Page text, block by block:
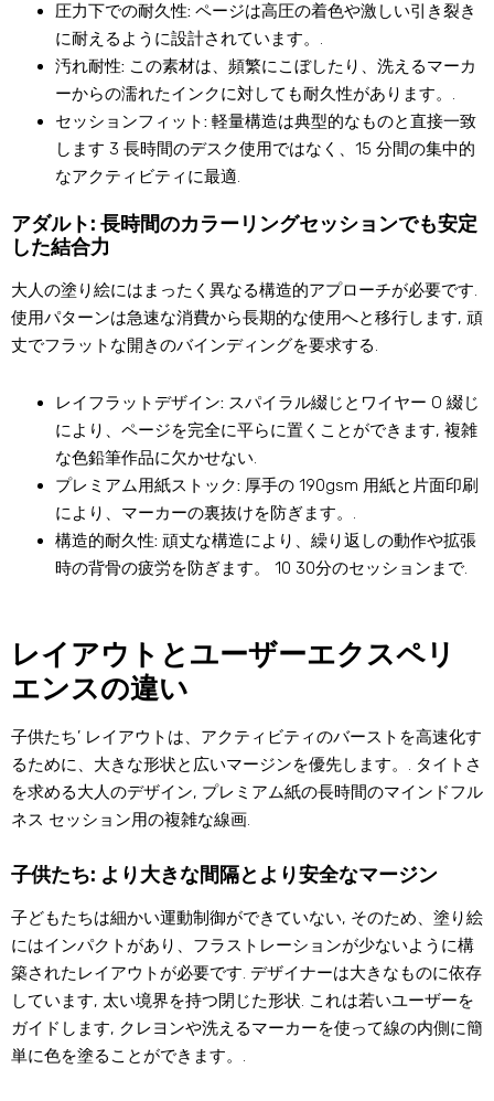
圧力下での耐久性: ページは高圧の着色や激しい引き裂き
に耐えるように設計されています。.
汚れ耐性: この素材は、頻繁にこぼしたり、洗えるマーカ
ーからの濡れたインクに対しても耐久性があります。.
セッションフィット: 軽量構造は典型的なものと直接一致
します 3 長時間のデスク使用ではなく、15 分間の集中的
なアクティビティに最適.
アダルト: 長時間のカラーリングセッションでも安定
した結合力
大人の塗り絵にはまったく異なる構造的アプローチが必要です.
使用パターンは急速な消費から長期的な使用へと移行します, 頑
丈でフラットな開きのバインディングを要求する.
レイフラットデザイン: スパイラル綴じとワイヤー O 綴じ
により、ページを完全に平らに置くことができます, 複雑
な色鉛筆作品に欠かせない.
プレミアム用紙ストック: 厚手の 190gsm 用紙と片面印刷
により、マーカーの裏抜けを防ぎます。.
構造的耐久性: 頑丈な構造により、繰り返しの動作や拡張
時の背骨の疲労を防ぎます。 10 30分のセッションまで.
レイアウトとユーザーエクスペリ
エンスの違い
子供たち’ レイアウトは、アクティビティのバーストを高速化す
るために、大きな形状と広いマージンを優先します。. タイトさ
を求める大人のデザイン, プレミアム紙の長時間のマインドフル
ネス セッション用の複雑な線画.
子供たち: より大きな間隔とより安全なマージン
子どもたちは細かい運動制御ができていない, そのため、塗り絵
にはインパクトがあり、フラストレーションが少ないように構
築されたレイアウトが必要です. デザイナーは大きなものに依存
しています, 太い境界を持つ閉じた形状. これは若いユーザーを
ガイドします, クレヨンや洗えるマーカーを使って線の内側に簡
単に色を塗ることができます。.